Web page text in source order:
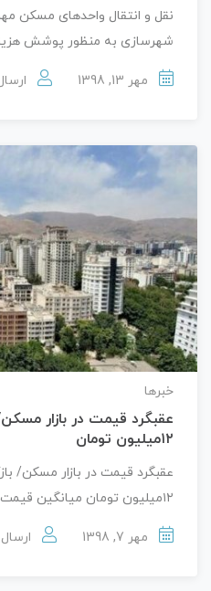
نقل و انتقال واحدهای مسکن
شهرسازی به منظور پوشش
مهر 13, 1398
خبرها
عقبگرد قیمت در بازار
۱۲میلیون تومان
عقبگرد قیمت در بازار مسکن/
۱۲میلیون تومان میانگین قیمت مسکن شهر تهران…
مهر 7, 1398